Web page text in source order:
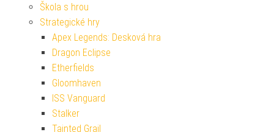
Škola s hrou
Strategické hry
Apex Legends: Desková hra
Dragon Eclipse
Etherfields
Gloomhaven
ISS Vanguard
Stalker
Tainted Grail